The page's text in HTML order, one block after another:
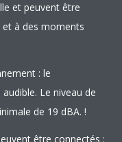
et peuvent être
et à des moments
: le
Le niveau de
de 19 dBA. !
être connectés :